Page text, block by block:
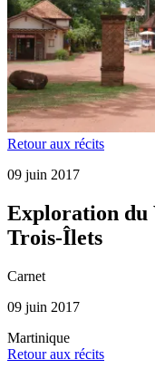
Retour aux récits
09 juin 2017
Exploration du
Trois-Îlets
Carnet
09 juin 2017
Martinique
Retour aux récits